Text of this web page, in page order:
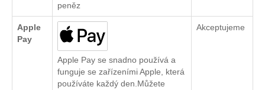
peněz
Apple
Pay
Apple Pay se snadno používá a
funguje se zařízeními Apple, která
používáte každý den.Můžete
Akceptujeme